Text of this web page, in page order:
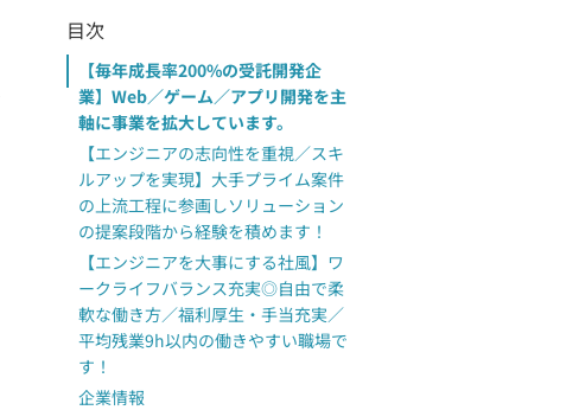
目次
【毎年成長率200%の受託開発企
業】Web／ゲーム／アプリ開発を主
軸に事業を拡大しています。
【エンジニアの志向性を重視／スキ
ルアップを実現】大手プライム案件
の上流工程に参画しソリューション
の提案段階から経験を積めます！
【エンジニアを大事にする社風】ワ
ークライフバランス充実◎自由で柔
軟な働き方／福利厚生・手当充実／
平均残業9h以内の働きやすい職場で
す！
企業情報